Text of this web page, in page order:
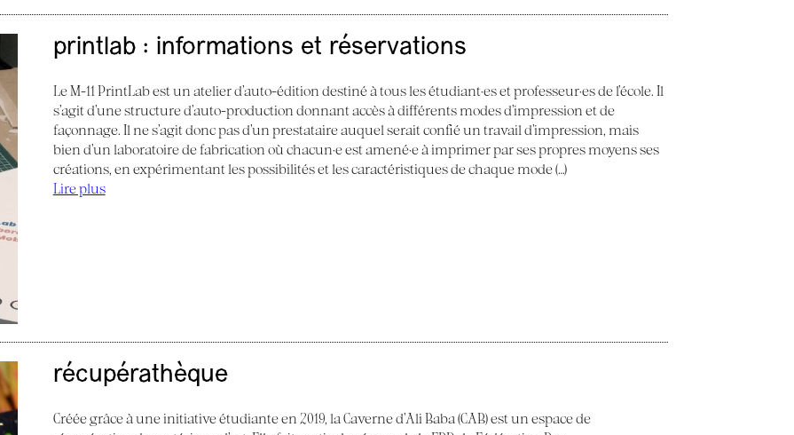
printlab : informations et réservations
Le M-11 PrintLab est un atelier d’auto-édition destiné à tous les étudiant·es et professeur·es de l’école. Il
s’agit d’une structure d’auto-production donnant accès à différents modes d’impression et de
façonnage. Il ne s’agit donc pas d’un prestataire auquel serait confié un travail d’impression, mais
bien d’un laboratoire de fabrication où chacun·e est amené·e à imprimer par ses propres moyens ses
créations, en expérimentant les possibilités et les caractéristiques de chaque mode (…)
Lire plus
récupérathèque
Créée grâce à une initiative étudiante en 2019, la Caverne d’Ali Baba (CAB) est un espace de